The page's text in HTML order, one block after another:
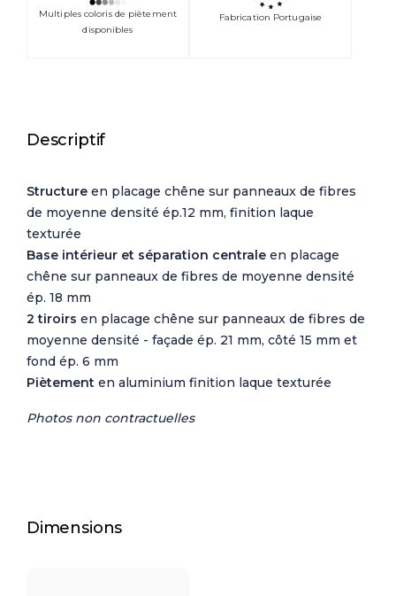
Multiples coloris de piètement
disponibles
Fabrication Portugaise
Descriptif
Structure en placage chêne sur panneaux de fibres
de moyenne densité ép.12 mm, finition laque
texturée
Base intérieur et séparation centrale en placage
chêne sur panneaux de fibres de moyenne densité
ép. 18 mm
2 tiroirs en placage chêne sur panneaux de fibres de
moyenne densité - façade ép. 21 mm, côté 15 mm et
fond ép. 6 mm
Piètement en aluminium finition laque texturée
Photos non contractuelles
Dimensions